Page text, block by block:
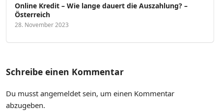
Online Kredit – Wie lange dauert die Auszahlung? –
Österreich
28. November 2023
Schreibe einen Kommentar
Du musst angemeldet sein, um einen Kommentar
abzugeben.